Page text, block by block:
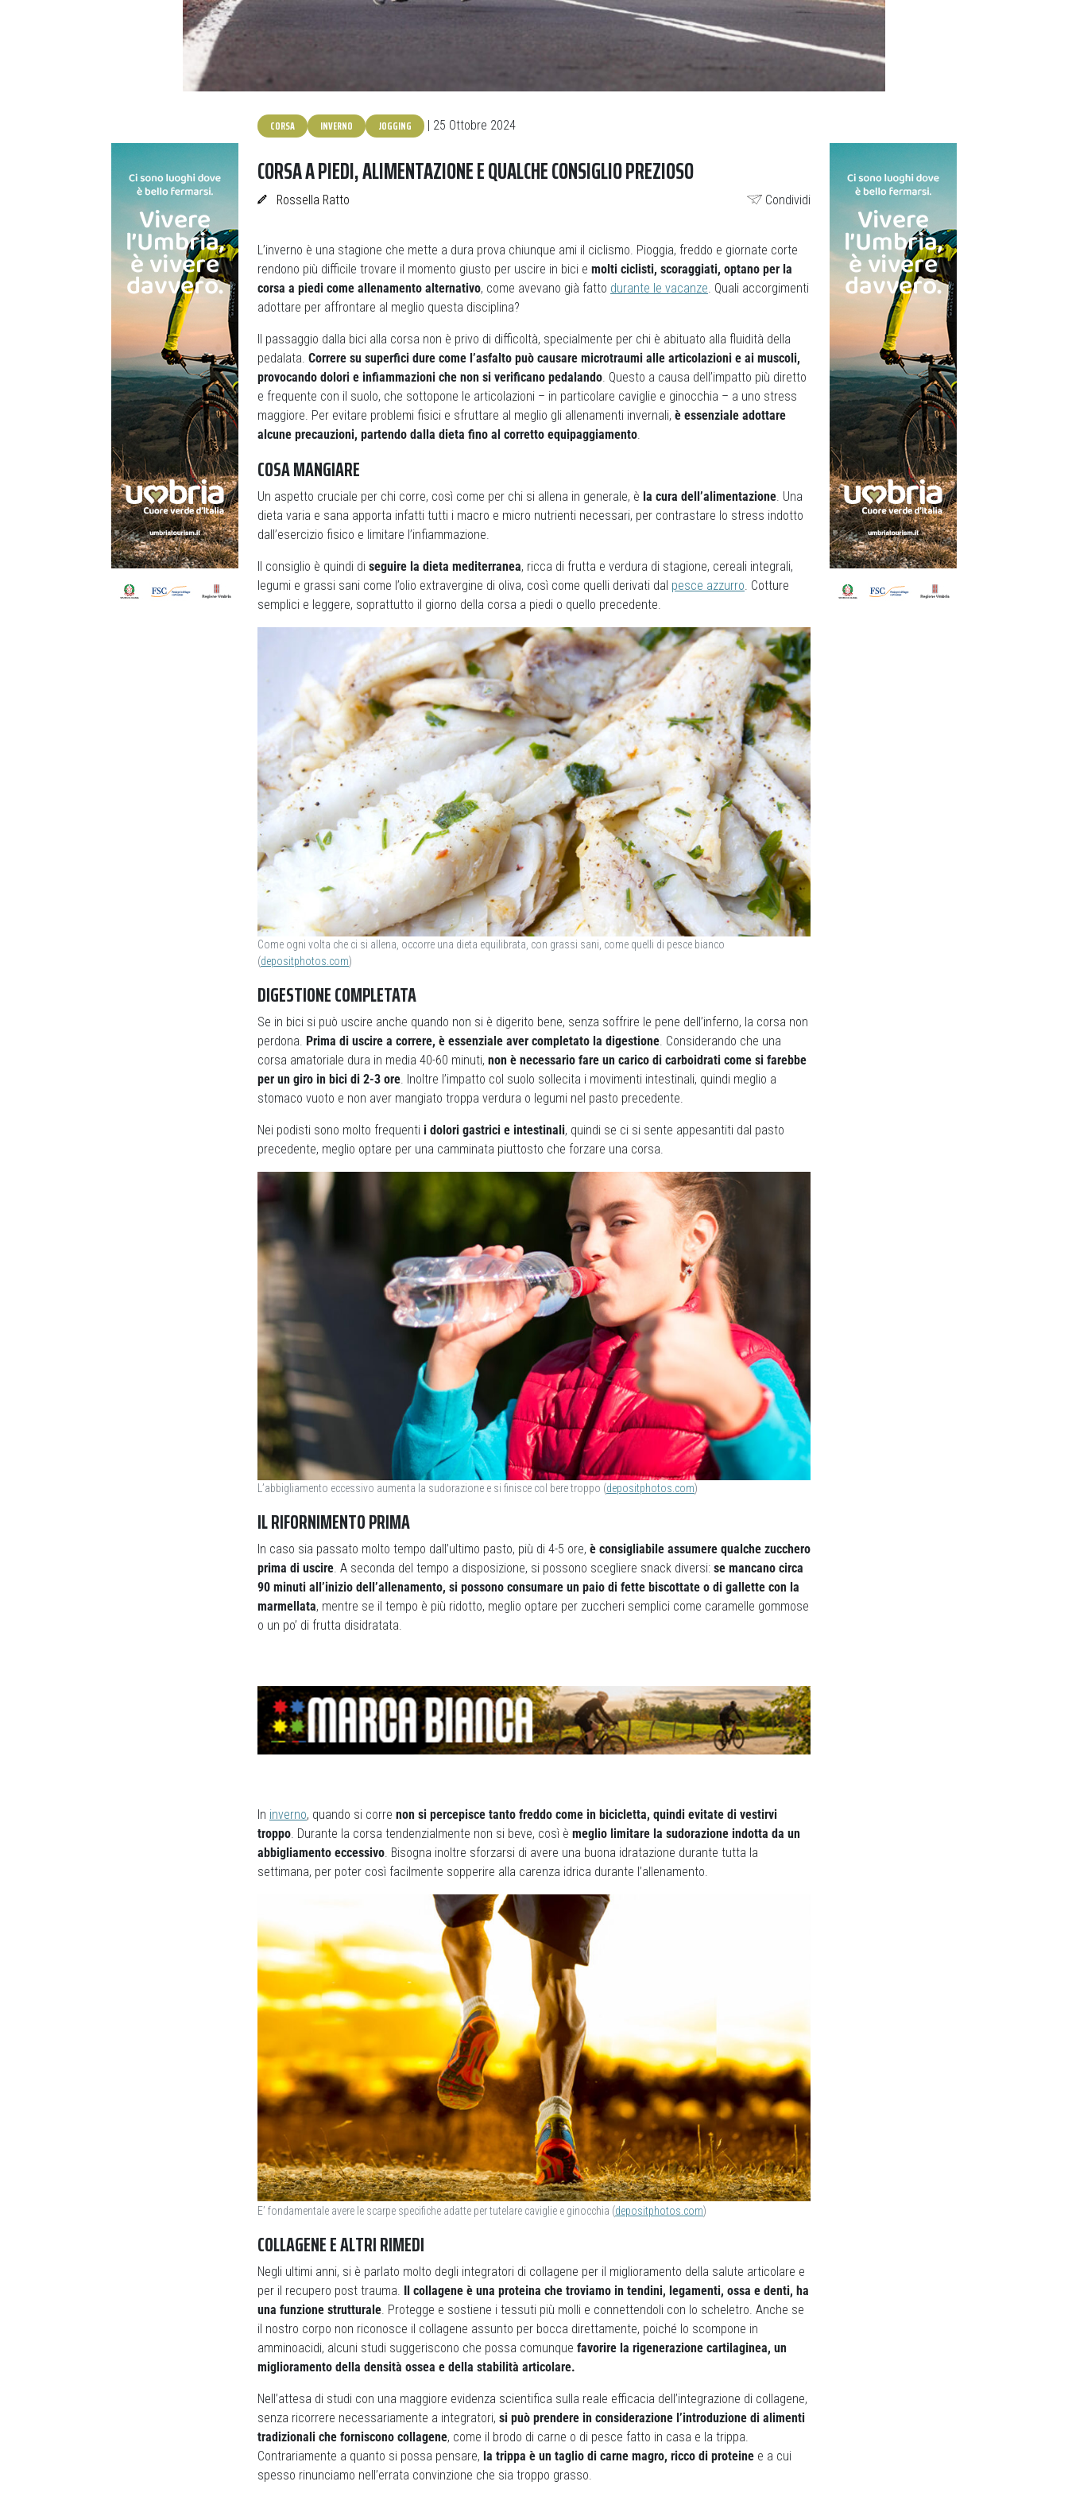
CORSA INVERNO JOGGING | 25 Ottobre 2024
CORSA A PIEDI, ALIMENTAZIONE E QUALCHE CONSIGLIO PREZIOSO
Rossella Ratto Condividi
L’inverno è una stagione che mette a dura prova chiunque ami il ciclismo. Pioggia, freddo e giornate corte
rendono più difficile trovare il momento giusto per uscire in bici e molti ciclisti, scoraggiati, optano per la
corsa a piedi come allenamento alternativo, come avevano già fatto durante le vacanze. Quali accorgimenti
adottare per affrontare al meglio questa disciplina?
Il passaggio dalla bici alla corsa non è privo di difficoltà, specialmente per chi è abituato alla fluidità della
pedalata. Correre su superfici dure come l’asfalto può causare microtraumi alle articolazioni e ai muscoli,
provocando dolori e infiammazioni che non si verificano pedalando. Questo a causa dell’impatto più diretto
e frequente con il suolo, che sottopone le articolazioni – in particolare caviglie e ginocchia – a uno stress
maggiore. Per evitare problemi fisici e sfruttare al meglio gli allenamenti invernali, è essenziale adottare
alcune precauzioni, partendo dalla dieta fino al corretto equipaggiamento.
COSA MANGIARE
Un aspetto cruciale per chi corre, così come per chi si allena in generale, è la cura dell’alimentazione. Una
dieta varia e sana apporta infatti tutti i macro e micro nutrienti necessari, per contrastare lo stress indotto
dall’esercizio fisico e limitare l’infiammazione.
Il consiglio è quindi di seguire la dieta mediterranea, ricca di frutta e verdura di stagione, cereali integrali,
legumi e grassi sani come l’olio extravergine di oliva, così come quelli derivati dal pesce azzurro. Cotture
semplici e leggere, soprattutto il giorno della corsa a piedi o quello precedente.
Come ogni volta che ci si allena, occorre una dieta equilibrata, con grassi sani, come quelli di pesce bianco
(depositphotos.com)
DIGESTIONE COMPLETATA
Se in bici si può uscire anche quando non si è digerito bene, senza soffrire le pene dell’inferno, la corsa non
perdona. Prima di uscire a correre, è essenziale aver completato la digestione . Considerando che una
corsa amatoriale dura in media 40-60 minuti, non è necessario fare un carico di carboidrati come si farebbe
per un giro in bici di 2-3 ore . Inoltre l’impatto col suolo sollecita i movimenti intestinali, quindi meglio a
stomaco vuoto e non aver mangiato troppa verdura o legumi nel pasto precedente.
Nei podisti sono molto frequenti i dolori gastrici e intestinali, quindi se ci si sente appesantiti dal pasto
precedente, meglio optare per una camminata piuttosto che forzare una corsa.
L’abbigliamento eccessivo aumenta la sudorazione e si finisce col bere troppo (depositphotos.com)
IL RIFORNIMENTO PRIMA
In caso sia passato molto tempo dall’ultimo pasto, più di 4-5 ore, è consigliabile assumere qualche zucchero
prima di uscire. A seconda del tempo a disposizione, si possono scegliere snack diversi: se mancano circa
90 minuti all’inizio dell’allenamento, si possono consumare un paio di fette biscottate o di gallette con la
marmellata, mentre se il tempo è più ridotto, meglio optare per zuccheri semplici come caramelle gommose
o un po’ di frutta disidratata.
In inverno, quando si corre non si percepisce tanto freddo come in bicicletta, quindi evitate di vestirvi
troppo. Durante la corsa tendenzialmente non si beve, così è meglio limitare la sudorazione indotta da un
abbigliamento eccessivo. Bisogna inoltre sforzarsi di avere una buona idratazione durante tutta la
settimana, per poter così facilmente sopperire alla carenza idrica durante l’allenamento.
E’ fondamentale avere le scarpe specifiche adatte per tutelare caviglie e ginocchia (depositphotos.com)
COLLAGENE E ALTRI RIMEDI
Negli ultimi anni, si è parlato molto degli integratori di collagene per il miglioramento della salute articolare e
per il recupero post trauma.
Il collagene è una proteina che troviamo in tendini, legamenti, ossa e denti, ha
una funzione strutturale. Protegge e sostiene i tessuti più molli e connettendoli con lo scheletro. Anche se
il nostro corpo non riconosce il collagene assunto per bocca direttamente, poiché lo scompone in
amminoacidi, alcuni studi suggeriscono che possa comunque favorire la rigenerazione cartilaginea, un
miglioramento della densità ossea e della stabilità articolare.
Nell’attesa di studi con una maggiore evidenza scientifica sulla reale efficacia dell’integrazione di collagene,
senza ricorrere necessariamente a integratori, si può prendere in considerazione l’introduzione di alimenti
tradizionali che forniscono collagene, come il brodo di carne o di pesce fatto in casa e la trippa.
Contrariamente a quanto si possa pensare, la trippa è un taglio di carne magro, ricco di proteine e a cui
spesso rinunciamo nell’errata convinzione che sia troppo grasso.